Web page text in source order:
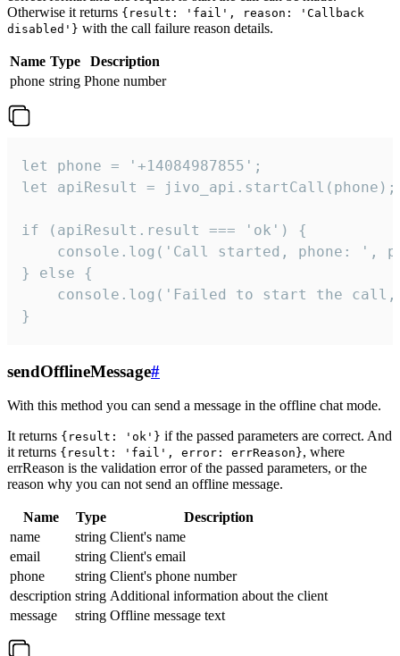
Otherwise it returns {result: 'fail', reason: 'Callback
disabled'} with the call failure reason details.
Name Type
Description
phone string Phone number
let phone = '+14084987855';
let apiResult = jivo_api.startCall(phone);
if (apiResult.result === 'ok') {
console.log('Call started, phone: ',
} else {
console.log('Failed to start the
}
sendOfflineMessage#
With this method you can send a message in the offline chat mode.
It returns {result: 'ok'} if the passed parameters are correct. And
it returns {result: 'fail', error: errReason}, where
errReason is the validation error of the passed parameters, or the
reason why you can not send an offline message.
Name Type
Description
name
string Client's name
email
string Client's email
phone
string Client's phone number
description string Additional information about the client
message
string Offline message text